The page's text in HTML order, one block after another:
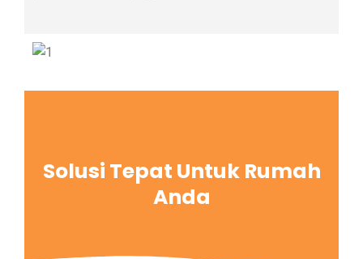
Solusi Tepat Untuk Rumah
Anda